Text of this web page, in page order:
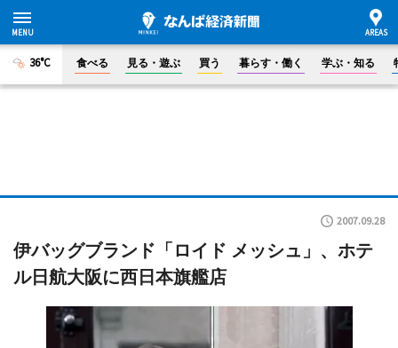
36°C 食べる 見る・遊ぶ 買う 暮らす・働く 学ぶ・知る
2007.09.28
伊バッグブランド「ロイド メッシュ」、ホテ
ル日航大阪に西日本旗艦店